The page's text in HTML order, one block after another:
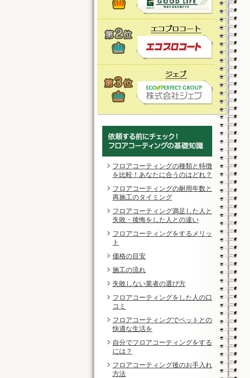
フロアコーティングの種類と特徴
を比較！あなたに合うのはどれ？
フロアコーティングの耐用年数と
再施工のタイミング
フロアコーティング満足した人と
失敗・後悔をした人との違い
フロアコーティングをするメリッ
ト
価格の目安
施工の流れ
失敗しない業者の選び方
フロアコーティングをした人の口
コミ
フロアコーティングでペットとの
快適な生活を
自分でフロアコーティングをする
には？
フロアコーティング後のお手入れ
方法